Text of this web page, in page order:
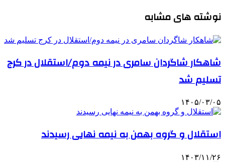
نوشته های مشابه
شاهکار شاگردان سامری در نیمه دوم/استقلال در کرج
تسلیم شد
۱۴۰۵/۰۳/۰۵
استقلال و گروه بهمن به نیمه نهایی رسیدند
۱۴۰۳/۱۱/۲۶